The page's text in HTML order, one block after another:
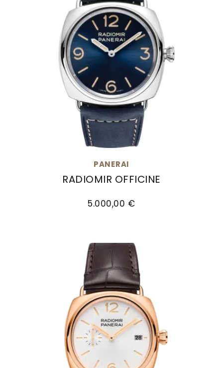
PANERAI
RADIOMIR OFFICINE
5.000,00 €